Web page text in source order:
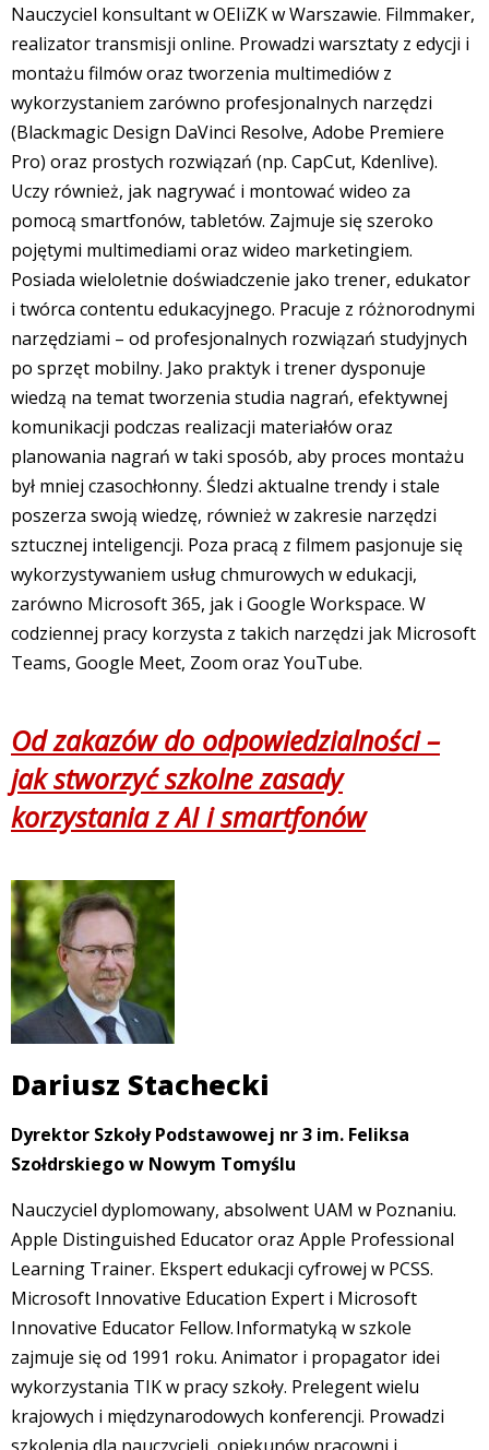
Nauczyciel konsultant w OEIiZK w Warszawie. Filmmaker,
realizator transmisji online. Prowadzi warsztaty z edycji i
montażu filmów oraz tworzenia multimediów z
wykorzystaniem zarówno profesjonalnych narzędzi
(Blackmagic Design DaVinci Resolve, Adobe Premiere
Pro) oraz prostych rozwiązań (np. CapCut, Kdenlive).
Uczy również, jak nagrywać i montować wideo za
pomocą smartfonów, tabletów. Zajmuje się szeroko
pojętymi multimediami oraz wideo marketingiem.
Posiada wieloletnie doświadczenie jako trener, edukator
i twórca contentu edukacyjnego. Pracuje z różnorodnymi
narzędziami – od profesjonalnych rozwiązań studyjnych
po sprzęt mobilny. Jako praktyk i trener dysponuje
wiedzą na temat tworzenia studia nagrań, efektywnej
komunikacji podczas realizacji materiałów oraz
planowania nagrań w taki sposób, aby proces montażu
był mniej czasochłonny. Śledzi aktualne trendy i stale
poszerza swoją wiedzę, również w zakresie narzędzi
sztucznej inteligencji. Poza pracą z filmem pasjonuje się
wykorzystywaniem usług chmurowych w edukacji,
zarówno Microsoft 365, jak i Google Workspace. W
codziennej pracy korzysta z takich narzędzi jak Microsoft
Teams, Google Meet, Zoom oraz YouTube.
Od zakazów do odpowiedzialności –
jak stworzyć szkolne zasady
korzystania z AI i smartfonów
Dariusz Stachecki
Dyrektor Szkoły Podstawowej nr 3 im. Feliksa
Szołdrskiego w Nowym Tomyślu
Nauczyciel dyplomowany, absolwent UAM w Poznaniu.
Apple Distinguished Educator oraz Apple Professional
Learning Trainer. Ekspert edukacji cyfrowej w PCSS.
Microsoft Innovative Education Expert i Microsoft
Innovative Educator Fellow. Informatyką w szkole
zajmuje się od 1991 roku. Animator i propagator idei
wykorzystania TIK w pracy szkoły. Prelegent wielu
krajowych i międzynarodowych konferencji. Prowadzi